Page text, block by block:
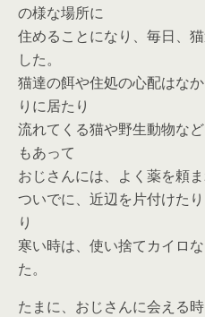
の様な場所に
住めることになり、毎日、
した。
猫達の餌や住処の心配はな
りに居たり
流れてくる猫や野生動物な
もあって
おじさんには、よく薬を頼
ついでに、近辺を片付けた
り
寒い時は、使い捨てカイロ
た。
たまに、おじさんに会える